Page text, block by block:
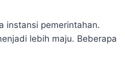
instansi pemerintahan.
lebih maju. Beberapa